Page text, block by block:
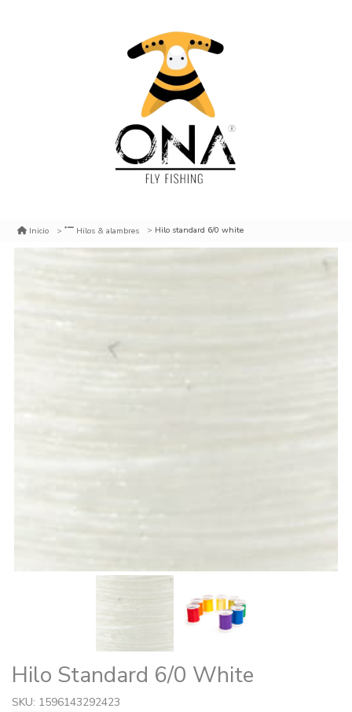
Inicio Hilos & alambres Hilo standard 6/0 white
Hilo Standard 6/0 White
SKU: 1596143292423